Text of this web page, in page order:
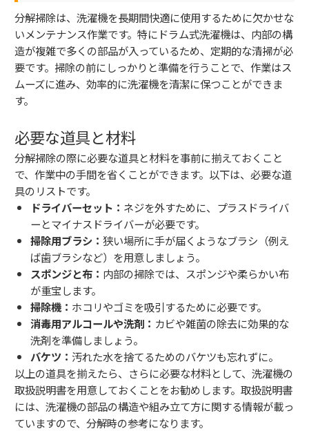
分解掃除は、洗濯機を長期間快適に使用するために欠かせな
いメンテナンス作業です。特にドラム式洗濯機は、内部の構
造が複雑で多くの部品が入っているため、定期的な清掃が必
要です。掃除の前にしっかりと準備を行うことで、作業はス
ムーズに進み、効率的に洗濯機を清潔に保つことができま
す。
必要な道具と材料
分解掃除の際に必要な道具と材料を事前に揃えておくこと
で、作業中の手間を省くことができます。以下は、必要な道
具のリストです。
ドライバーセット： ネジを外すために、プラスドライバ
ーとマイナスドライバーが必要です。
掃除用ブラシ：狭い場所に手が届くようなブラシ（例え
ば歯ブラシなど）を用意しましょう。
スポンジと布： 内部の掃除では、スポンジや柔らかい布
が重宝します。
掃除機： ホコリやゴミを吸引するために必要です。
消毒用アルコールや洗剤： カビや雑菌の除去に効果的な
洗剤を準備しましょう。
バケツ：汚れた水を捨てるためのバケツも忘れずに。
以上の道具を揃えたら、さらに必要な材料として、洗濯機の
取扱説明書を用意しておくことをお勧めします。取扱説明書
には、洗濯機の部品の構造や組み立て方に関する情報が載っ
ていますので、分解時の参考になります。